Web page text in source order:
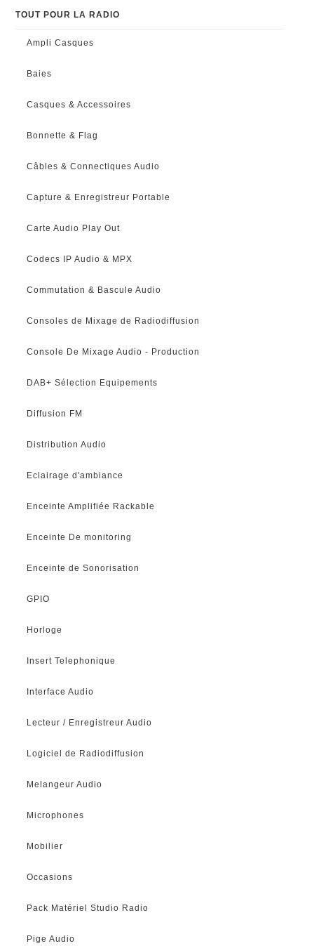
TOUT POUR LA RADIO
Ampli Casques
Baies
Casques & Accessoires
Bonnette & Flag
Câbles & Connectiques Audio
Capture & Enregistreur Portable
Carte Audio Play Out
Codecs IP Audio & MPX
Commutation & Bascule Audio
Consoles de Mixage de Radiodiffusion
Console De Mixage Audio - Production
DAB+ Sélection Equipements
Diffusion FM
Distribution Audio
Eclairage d'ambiance
Enceinte Amplifiée Rackable
Enceinte De monitoring
Enceinte de Sonorisation
GPIO
Horloge
Insert Telephonique
Interface Audio
Lecteur / Enregistreur Audio
Logiciel de Radiodiffusion
Melangeur Audio
Microphones
Mobilier
Occasions
Pack Matériel Studio Radio
Pige Audio